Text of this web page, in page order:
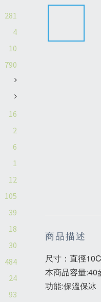
281
4
10
790
16
2
6
1
12
105
39
18
30
484
24
93
商品描述
尺寸：直徑
本商品容量:40
功能:保溫保冰